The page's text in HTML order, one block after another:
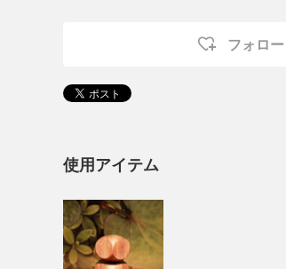
フォロー
使用アイテム